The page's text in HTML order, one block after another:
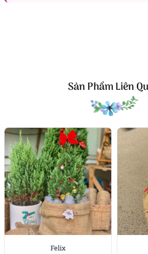
có thể tháo cột nơ để giặt nhẹ sau
cố định bằng kẽm cắm hoa, hạn chế
: đặt đơn lẻ trên
khung ảnh, dây ruy-băng để tạo
corner” nhỏ ngay tại nhà/tiệm.
Thành phần sản phẩm: lá tùng
bạc các kích thước, trái thông tự
thắt nơ, ông già Noel trang trí, hộp
Tùy biến theo yêu cầu: có thể đổi
vàng – bạc), thay nơ satin/voan,
Sản Phẩm Liên
Felix